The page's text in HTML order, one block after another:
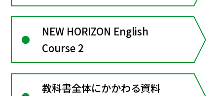
Course１）
NEW HORIZON English
Course 2
教科書全体にかかわる資料